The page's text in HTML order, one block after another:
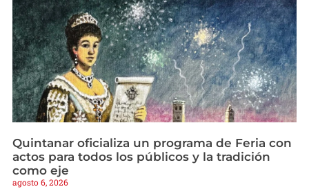
Quintanar oficializa un programa de Feria con
actos para todos los públicos y la tradición
como eje
agosto 6, 2026